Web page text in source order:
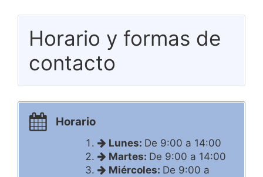
Horario y formas de
contacto
Horario
Lunes: De 9:00 a 14:00
Martes: De 9:00 a 14:00
Miércoles: De 9:00 a